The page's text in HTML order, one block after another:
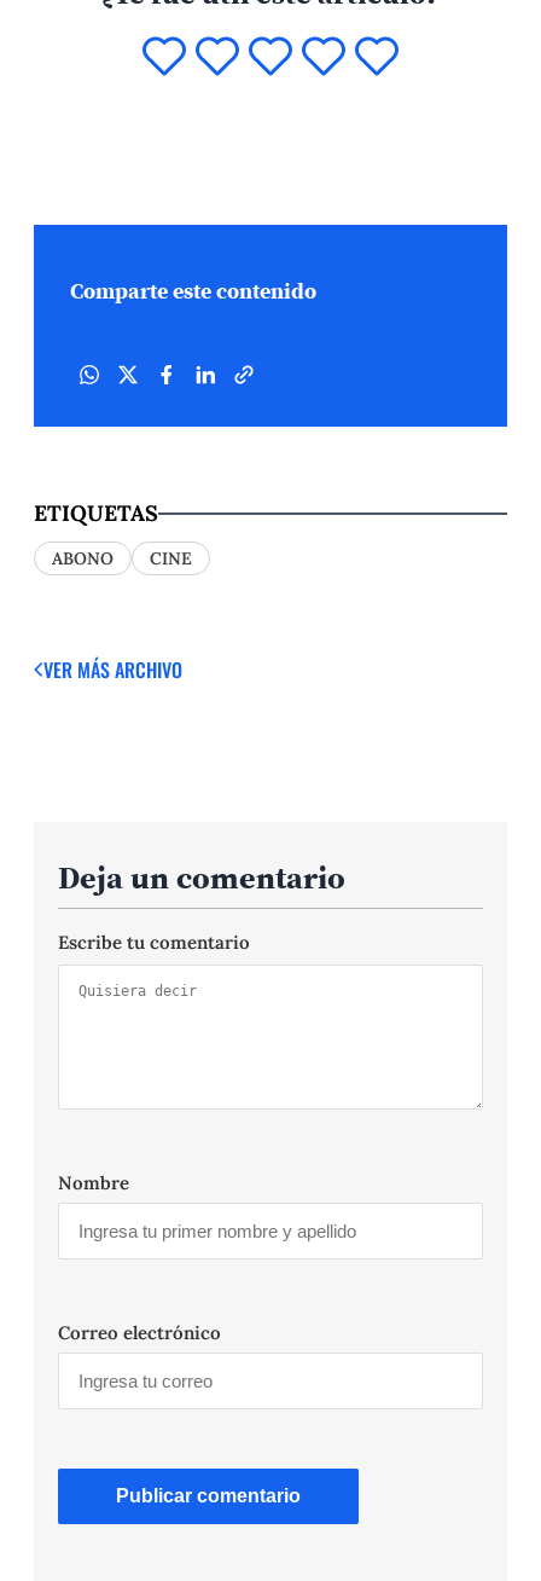
Comparte este contenido
ETIQUETAS
ABONO CINE
VER MÁSARCHIVO
Deja un comentario
Escribe tu comentario
Nombre
Correo electrónico